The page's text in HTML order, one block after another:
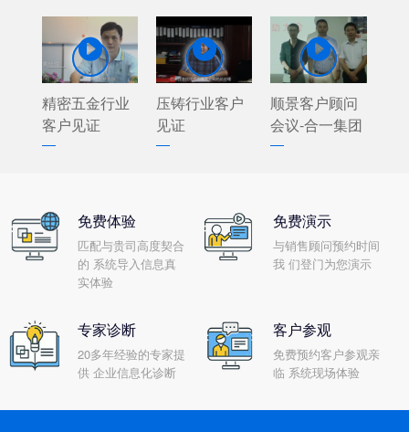

精密五金行业
客户见证

压铸行业客户
见证

顺景客户顾问
会议-合一集团
免费体验
匹配与贵司高度契合
的 系统导入信息真
实体验
免费演示
与销售顾问预约时间
我 们登门为您演示
专家诊断
20多年经验的专家提
供 企业信息化诊断
客户参观
免费预约客户参观亲
临 系统现场体验